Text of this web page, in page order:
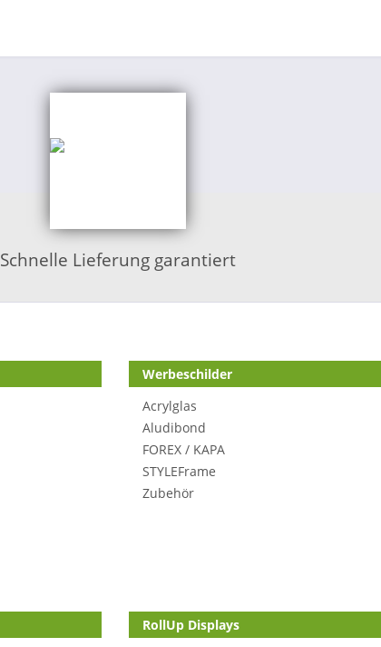
Schnelle Lieferung garantiert
Werbeschilder
Acrylglas
Aludibond
FOREX / KAPA
STYLEFrame
Zubehör
RollUp Displays